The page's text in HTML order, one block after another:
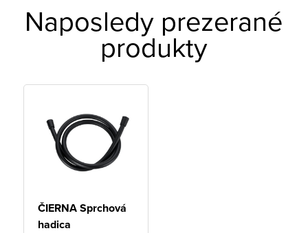
Naposledy prezerané
produkty
ČIERNA Sprchová
hadica